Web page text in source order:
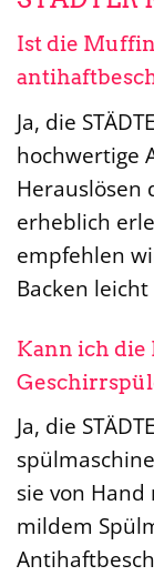
Ist die
Ja, die
hochwertige
Herauslösen
erheblich
empfehlen
Backen
Kann ich
Ja, die
sie von
mildem